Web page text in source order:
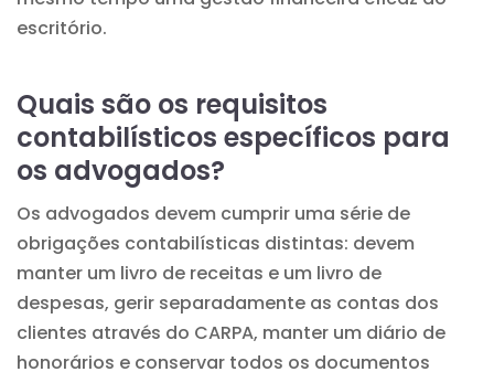
escritório.
Quais são os requisitos
contabilísticos específicos para
os advogados?
Os advogados devem cumprir uma série de
obrigações contabilísticas distintas: devem
manter um livro de receitas e um livro de
despesas, gerir separadamente as contas dos
clientes através do CARPA, manter um diário de
honorários e conservar todos os documentos